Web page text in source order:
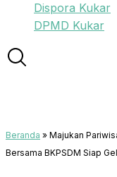
Dispora Kukar
DPMD Kukar
Beranda » Majukan
Bersama BKPSDM Siap